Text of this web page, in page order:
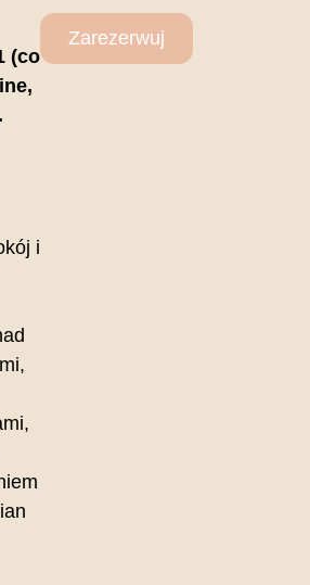
(co
i
Zarezerwuj